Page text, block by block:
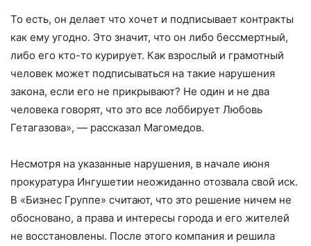
То есть, он делает что хочет и подписывает контракты
как ему угодно. Это значит, что он либо бессмертный,
либо его кто-то курирует. Как взрослый и грамотный
человек может подписываться на такие нарушения
закона, если его не прикрывают? Не один и не два
человека говорят, что это все лоббирует Любовь
Гетагазова», — рассказал Магомедов.
Несмотря на указанные нарушения, в начале июня
прокуратура Ингушетии неожиданно отозвала свой иск.
В «Бизнес Группе» считают, что это решение ничем не
обосновано, а права и интересы города и его жителей
не восстановлены. После этого компания и решила